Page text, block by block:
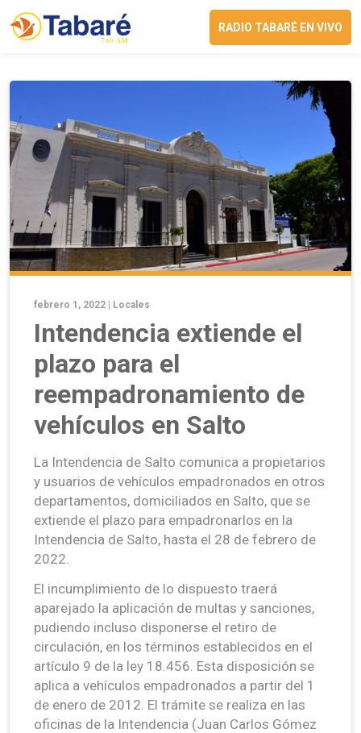
RADIO TABARÉ EN VIVO
febrero 1, 2022 | Locales
Intendencia extiende el
plazo para el
reempadronamiento de
vehículos en Salto
La Intendencia de Salto comunica a propietarios
y usuarios de vehículos empadronados en otros
departamentos, domiciliados en Salto, que se
extiende el plazo para empadronarlos en la
Intendencia de Salto, hasta el 28 de febrero de
2022.
El incumplimiento de lo dispuesto traerá
aparejado la aplicación de multas y sanciones,
pudiendo incluso disponerse el retiro de
circulación, en los términos establecidos en el
artículo 9 de la ley 18.456. Esta disposición se
aplica a vehículos empadronados a partir del 1
de enero de 2012. El trámite se realiza en las
oficinas de la Intendencia (Juan Carlos Gómez